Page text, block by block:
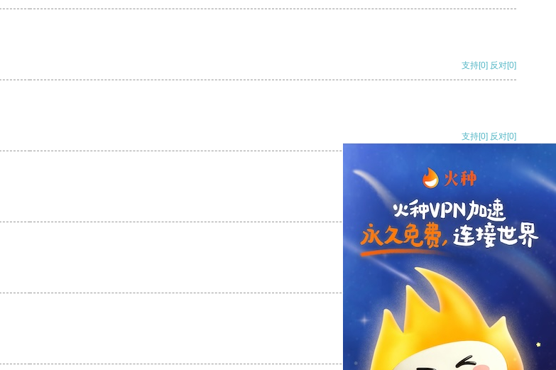
支持[0] 反对[0]
支持[0] 反对[0]
支持[0] 反对
支持
反对 [0]